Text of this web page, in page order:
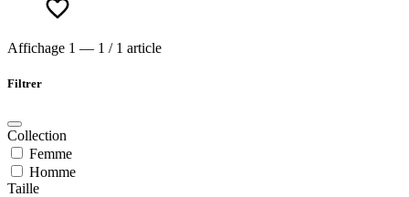
Affichage 1 — 1 / 1 article
Filtrer
Collection
Femme
Homme
Taille